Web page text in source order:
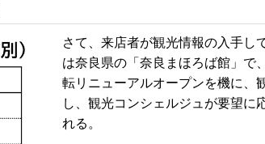
さて、来店者が観光情報の入手し
は奈良県の「奈良まほろば館」で
転リニューアルオープンを機に、
し、観光コンシェルジュが要望に
れる。